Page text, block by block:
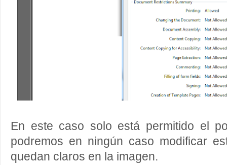
En este caso solo está permitido el
podremos en ningún caso modificar
quedan claros en la imagen.